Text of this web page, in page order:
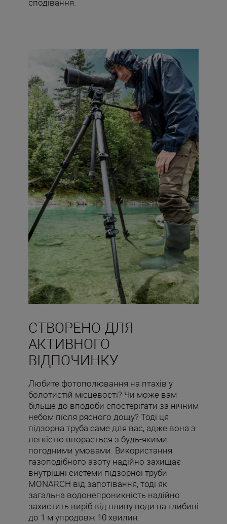
СТВОРЕНО ДЛЯ
АКТИВНОГО
ВІДПОЧИНКУ
Любите фотополювання на птахів у
болотистій місцевості? Чи може вам
більше до вподоби спостерігати за нічним
небом після рясного дощу? Тоді ця
підзорна труба саме для вас, адже вона з
легкістю впорається з будь-якими
погодними умовами. Використання
газоподібного азоту надійно захищає
внутрішні системи підзорної труби
MONARCH від запотівання, тоді як
загальна водонепроникність надійно
захистить виріб від пливу води на глибині
до 1 м упродовж 10 хвилин.